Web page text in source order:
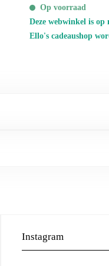
Op voorraad
Deze webwinkel is
Ello's cadeaushop
Instagram